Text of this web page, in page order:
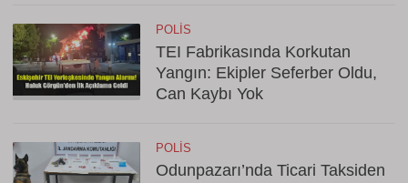
POLIS
TEI Fabrikasında Korkutan
Yangın: Ekipler Seferber Oldu,
Can Kaybı Yok
POLIS
Odunpazarı’nda Ticari Taksiden